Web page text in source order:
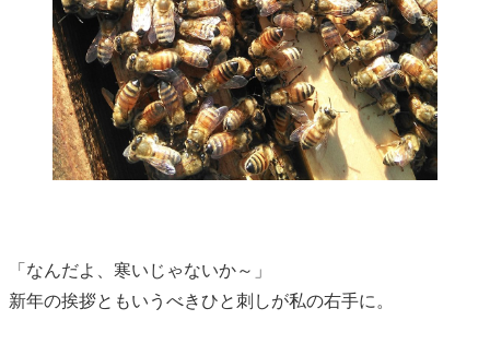
「なんだよ、寒いじゃないか～」
新年の挨拶ともいうべきひと刺しが私の右手に。